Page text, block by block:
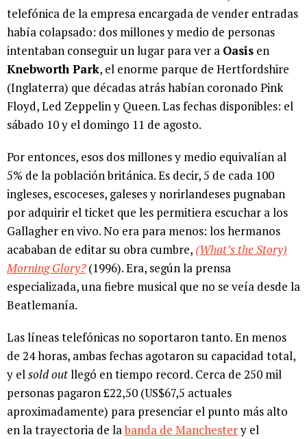
telefónica de la empresa encargada de vender entradas
había colapsado: dos millones y medio de personas
intentaban conseguir un lugar para ver a Oasis en
Knebworth Park, el enorme parque de Hertfordshire
(Inglaterra) que décadas atrás habían coronado Pink
Floyd, Led Zeppelin y Queen. Las fechas disponibles: el
sábado 10 y el domingo 11 de agosto.
Por entonces, esos dos millones y medio equivalían al
5% de la población británica. Es decir, 5 de cada 100
ingleses, escoceses, galeses y norirlandeses pugnaban
por adquirir el ticket que les permitiera escuchar a los
Gallagher en vivo. No era para menos: los hermanos
acababan de editar su obra cumbre, (What’s the Story)
Morning Glory?(1996). Era, según la prensa
especializada, una fiebre musical que no se veía desde la
Beatlemanía.
Las líneas telefónicas no soportaron tanto. En menos
de 24 horas, ambas fechas agotaron su capacidad total,
y elsold outllegó en tiempo record. Cerca de 250 mil
personas pagaron £22,50 (US$67,5 actuales
aproximadamente) para presenciar el punto más alto
en la trayectoria de labanda de Manchestery el